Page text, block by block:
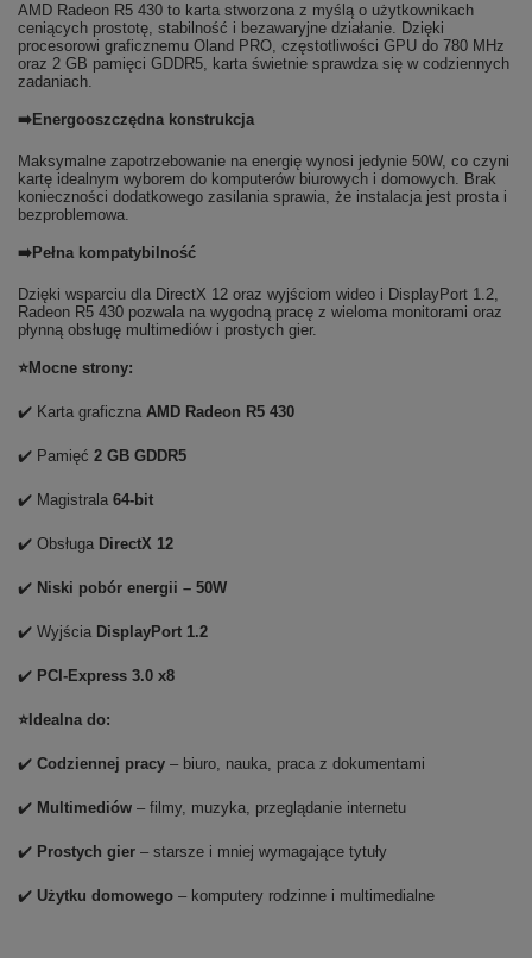
AMD Radeon R5 430 to karta stworzona z myślą o użytkownikach
ceniących prostotę, stabilność i bezawaryjne działanie. Dzięki
procesorowi graficznemu Oland PRO, częstotliwości GPU do 780 MHz
oraz 2 GB pamięci GDDR5, karta świetnie sprawdza się w codziennych
zadaniach.
➡️Energooszczędna konstrukcja
Maksymalne zapotrzebowanie na energię wynosi jedynie 50W, co czyni
kartę idealnym wyborem do komputerów biurowych i domowych. Brak
konieczności dodatkowego zasilania sprawia, że instalacja jest prosta i
bezproblemowa.
➡️Pełna kompatybilność
Dzięki wsparciu dla DirectX 12 oraz wyjściom wideo i DisplayPort 1.2,
Radeon R5 430 pozwala na wygodną pracę z wieloma monitorami oraz
płynną obsługę multimediów i prostych gier.
⭐Mocne strony:
✔️ Karta graficzna AMD Radeon R5 430
✔️ Pamięć 2 GB GDDR5
✔️ Magistrala 64-bit
✔️ Obsługa DirectX 12
✔️ Niski pobór energii – 50W
✔️ Wyjścia DisplayPort 1.2
✔️ PCI-Express 3.0 x8
⭐Idealna do:
✔️ Codziennej pracy – biuro, nauka, praca z dokumentami
✔️ Multimediów – filmy, muzyka, przeglądanie internetu
✔️ Prostych gier – starsze i mniej wymagające tytuły
✔️ Użytku domowego – komputery rodzinne i multimedialne